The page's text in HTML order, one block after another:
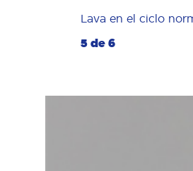
Lava en el ciclo
5 de 6